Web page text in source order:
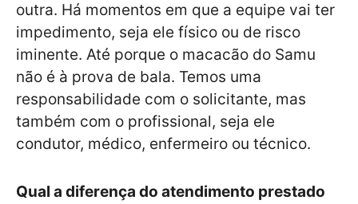
outra. Há momentos em que a equipe vai ter
impedimento, seja ele físico ou de risco
iminente. Até porque o macacão do Samu
não é à prova de bala. Temos uma
responsabilidade com o solicitante, mas
também com o profissional, seja ele
condutor, médico, enfermeiro ou técnico.
Qual a diferença do atendimento prestado